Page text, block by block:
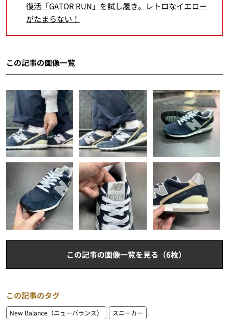
復活「GATOR RUN」を試し履き。レトロなイエロー
がたまらない！
この記事の画像一覧
この記事の画像一覧を見る（6枚）
この記事のタグ
New Balance（ニューバランス） スニーカー